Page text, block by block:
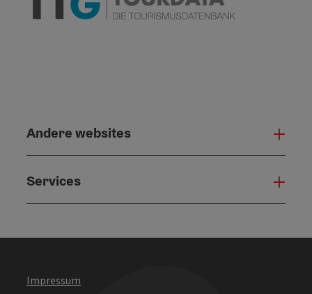
Andere websites
Services
Impressum